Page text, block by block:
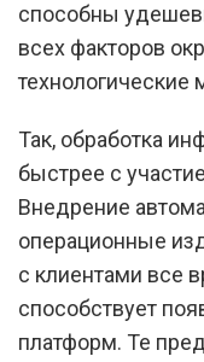
способны
всех факторов
технологические
Так, обработка
быстрее с
Внедрение
операционные
с клиентами все
способствует
платформ. Те